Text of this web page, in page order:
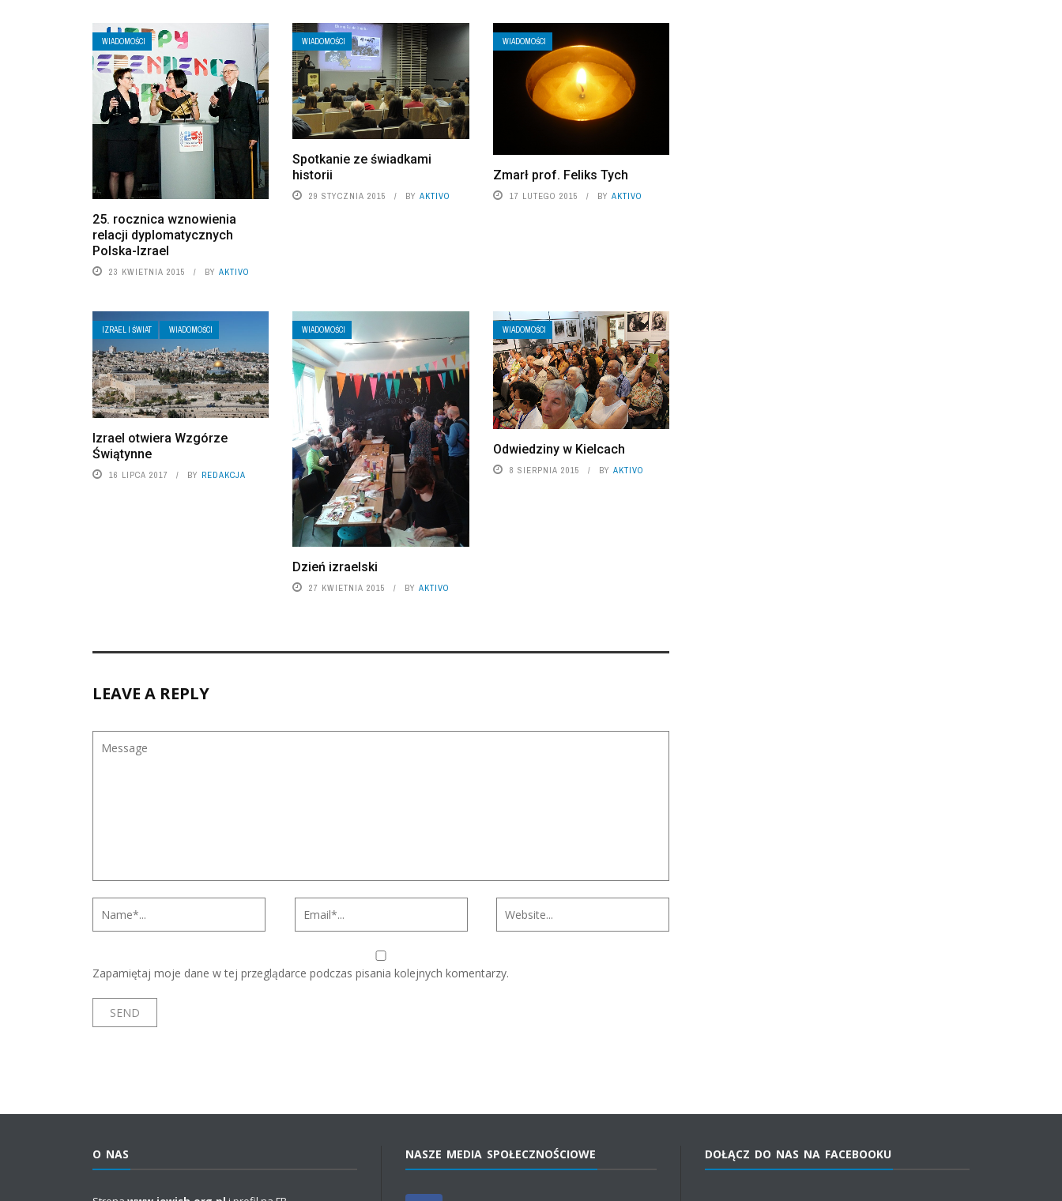
WIADOMOŚCI
25. rocznica wznowienia
relacji dyplomatycznych
Polska-Izrael
23 KWIETNIA 2015 BY AKTIVO
WIADOMOŚCI
Spotkanie ze świadkami
historii
29 STYCZNIA 2015 BYAKTIVO
WIADOMOŚCI
Zmarł prof. Feliks Tych
17 LUTEGO 2015 BY AKTIVO
IZRAEL I ŚWIAT WIADOMOŚCI
Izrael otwiera Wzgórze
Świątynne
16 LIPCA 2017 BY REDAKCJA
WIADOMOŚCI
Dzień izraelski
27 KWIETNIA 2015 BYAKTIVO
WIADOMOŚCI
Odwiedziny w Kielcach
8 SIERPNIA 2015 BY AKTIVO
LEAVE A REPLY
Zapamiętaj moje dane w tej przeglądarce podczas pisania kolejnych komentarzy.
O NAS NASZE MEDIA SPOŁECZNOŚCIOWE DOŁĄCZ DO NAS NA FACEBOOKU